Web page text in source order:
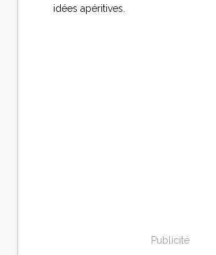
idées apéritives.
Publicité